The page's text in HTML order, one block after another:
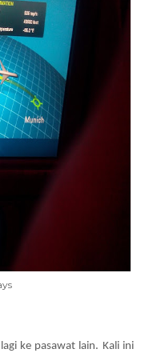
ke pasawat lain. Kali ini